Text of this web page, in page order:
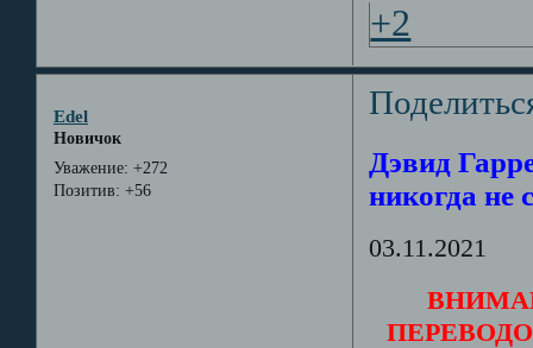
+2
Edel
Новичок
Уважение: +272
Позитив: +56
Дэвид
никогда не
03.11.2021